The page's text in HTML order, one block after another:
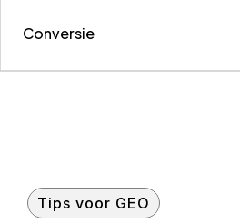
Conversie
Tips voor GEO